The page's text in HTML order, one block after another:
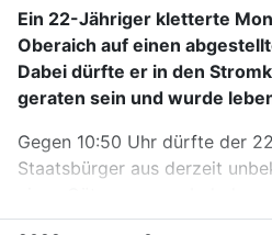
Ein 22-Jähriger kletterte
Oberaich auf einen
Dabei dürfte er in den
geraten sein und wurde
Gegen 10:50 Uhr dürfte der
Staatsbürger aus derzeit
geklettert sein. Der Mann